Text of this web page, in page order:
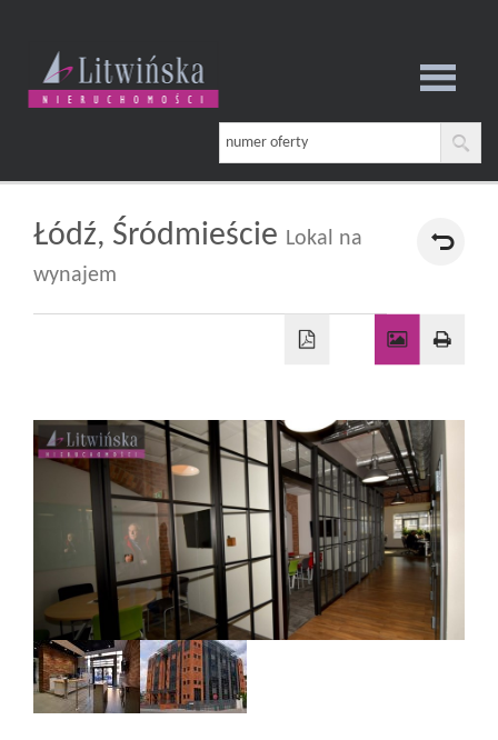
Strona
główna
Oferta
Mieszkania
Domy
Łódź, Śródmieście Lokal na
wynajem